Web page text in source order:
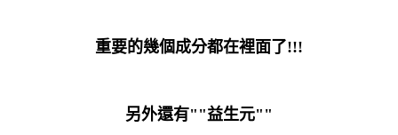
重要的幾個成分都在裡面了!!!
另外還有""益生元""